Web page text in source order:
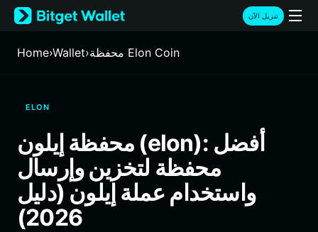
English
日本語
Русский
Italiano
Deutsch
简体中文
繁體中文
Português (Portugal)
Bahasa Indonesia
ภาษาไทย
تنزيل الآن
Home›Wallet› محفظة Elon Coin
ELON
محفظة إيلون (elon): أفضل
محفظة لتخزين وإرسال
واستخدام عملة إيلون (دليل
2026)